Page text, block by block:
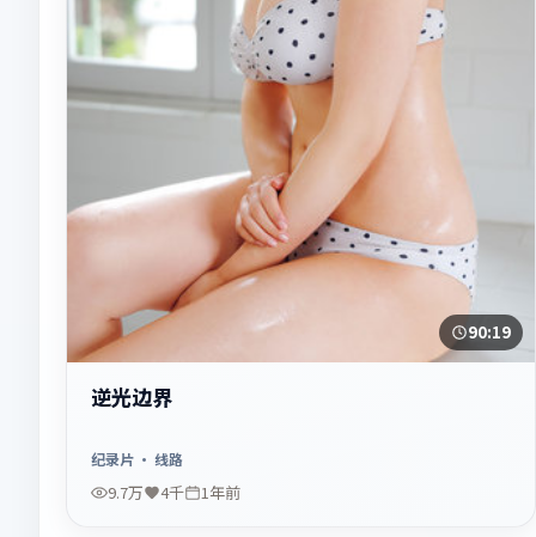
90:19
逆光边界
纪录片· 线路
9.7万 4千 1年前